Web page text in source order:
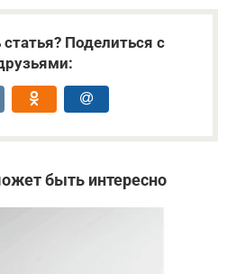
Поделиться с
быть интересно